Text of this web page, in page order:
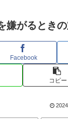
嫌がるとき
Facebook
コピー